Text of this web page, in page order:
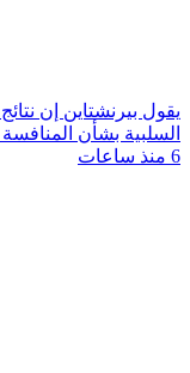
يقول بيرنشتاين إن
السلبية بشأن
6 منذ ساعات